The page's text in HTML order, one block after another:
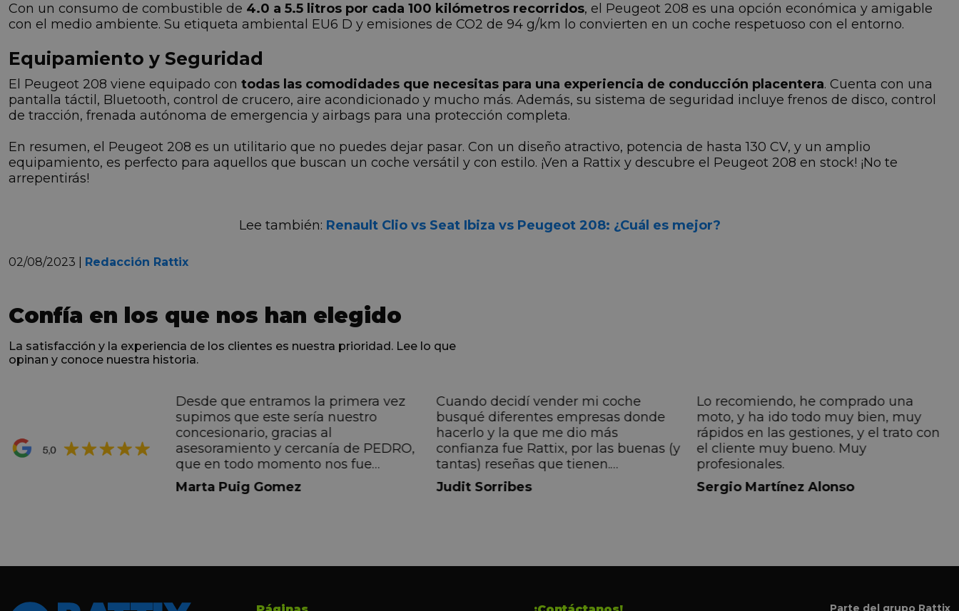
Con un consumo de combustible de 4.0 a 5.5 litros por cada 100 kilómetros recorridos, el Peugeot 208 es una opción económica y amigable
con el medio ambiente. Su etiqueta ambiental EU6 D y emisiones de CO2 de 94 g/km lo convierten en un coche respetuoso con el entorno.
Equipamiento y Seguridad
El Peugeot 208 viene equipado con todas las comodidades que necesitas para una experiencia de conducción placentera. Cuenta con una
pantalla táctil, Bluetooth, control de crucero, aire acondicionado y mucho más. Además, su sistema de seguridad incluye frenos de disco, control
de tracción, frenada autónoma de emergencia y airbags para una protección completa.
En resumen, el Peugeot 208 es un utilitario que no puedes dejar pasar. Con un diseño atractivo, potencia de hasta 130 CV, y un amplio
equipamiento, es perfecto para aquellos que buscan un coche versátil y con estilo. ¡Ven a Rattix y descubre el Peugeot 208 en stock! ¡No te
arrepentirás!
Lee también: Renault Clio vs Seat Ibiza vs Peugeot 208: ¿Cuál es mejor?
02/08/2023 | Redacción Rattix
Confía en los que nos han elegido
La satisfacción y la experiencia de los clientes es nuestra prioridad. Lee lo que
opinan y conoce nuestra historia.
premio de su vida.
por todo.
Desde que entramos la primera vez
supimos que este sería nuestro
concesionario, gracias al
asesoramiento y cercanía de PEDRO,
que en todo momento nos fue
informando de forma muy directa, de
todos los pasos que teníamos que
Marta Puig Gomez
Cuando decidí vender mi coche
busqué diferentes empresas donde
hacerlo y la que me dio más
confianza fue Rattix, por las buenas (y
tantas) reseñas que tienen.
Realmente la experiencia ha sido
muy buena, Carolina ha sido siempre
Judit Sorribes
Lo recomiendo, he comprado una
moto, y ha ido todo muy bien, muy
rápidos en las gestiones, y el trato con
el cliente muy bueno. Muy
profesionales.
Sergio Martínez Alonso
Parte del grupo Rattix